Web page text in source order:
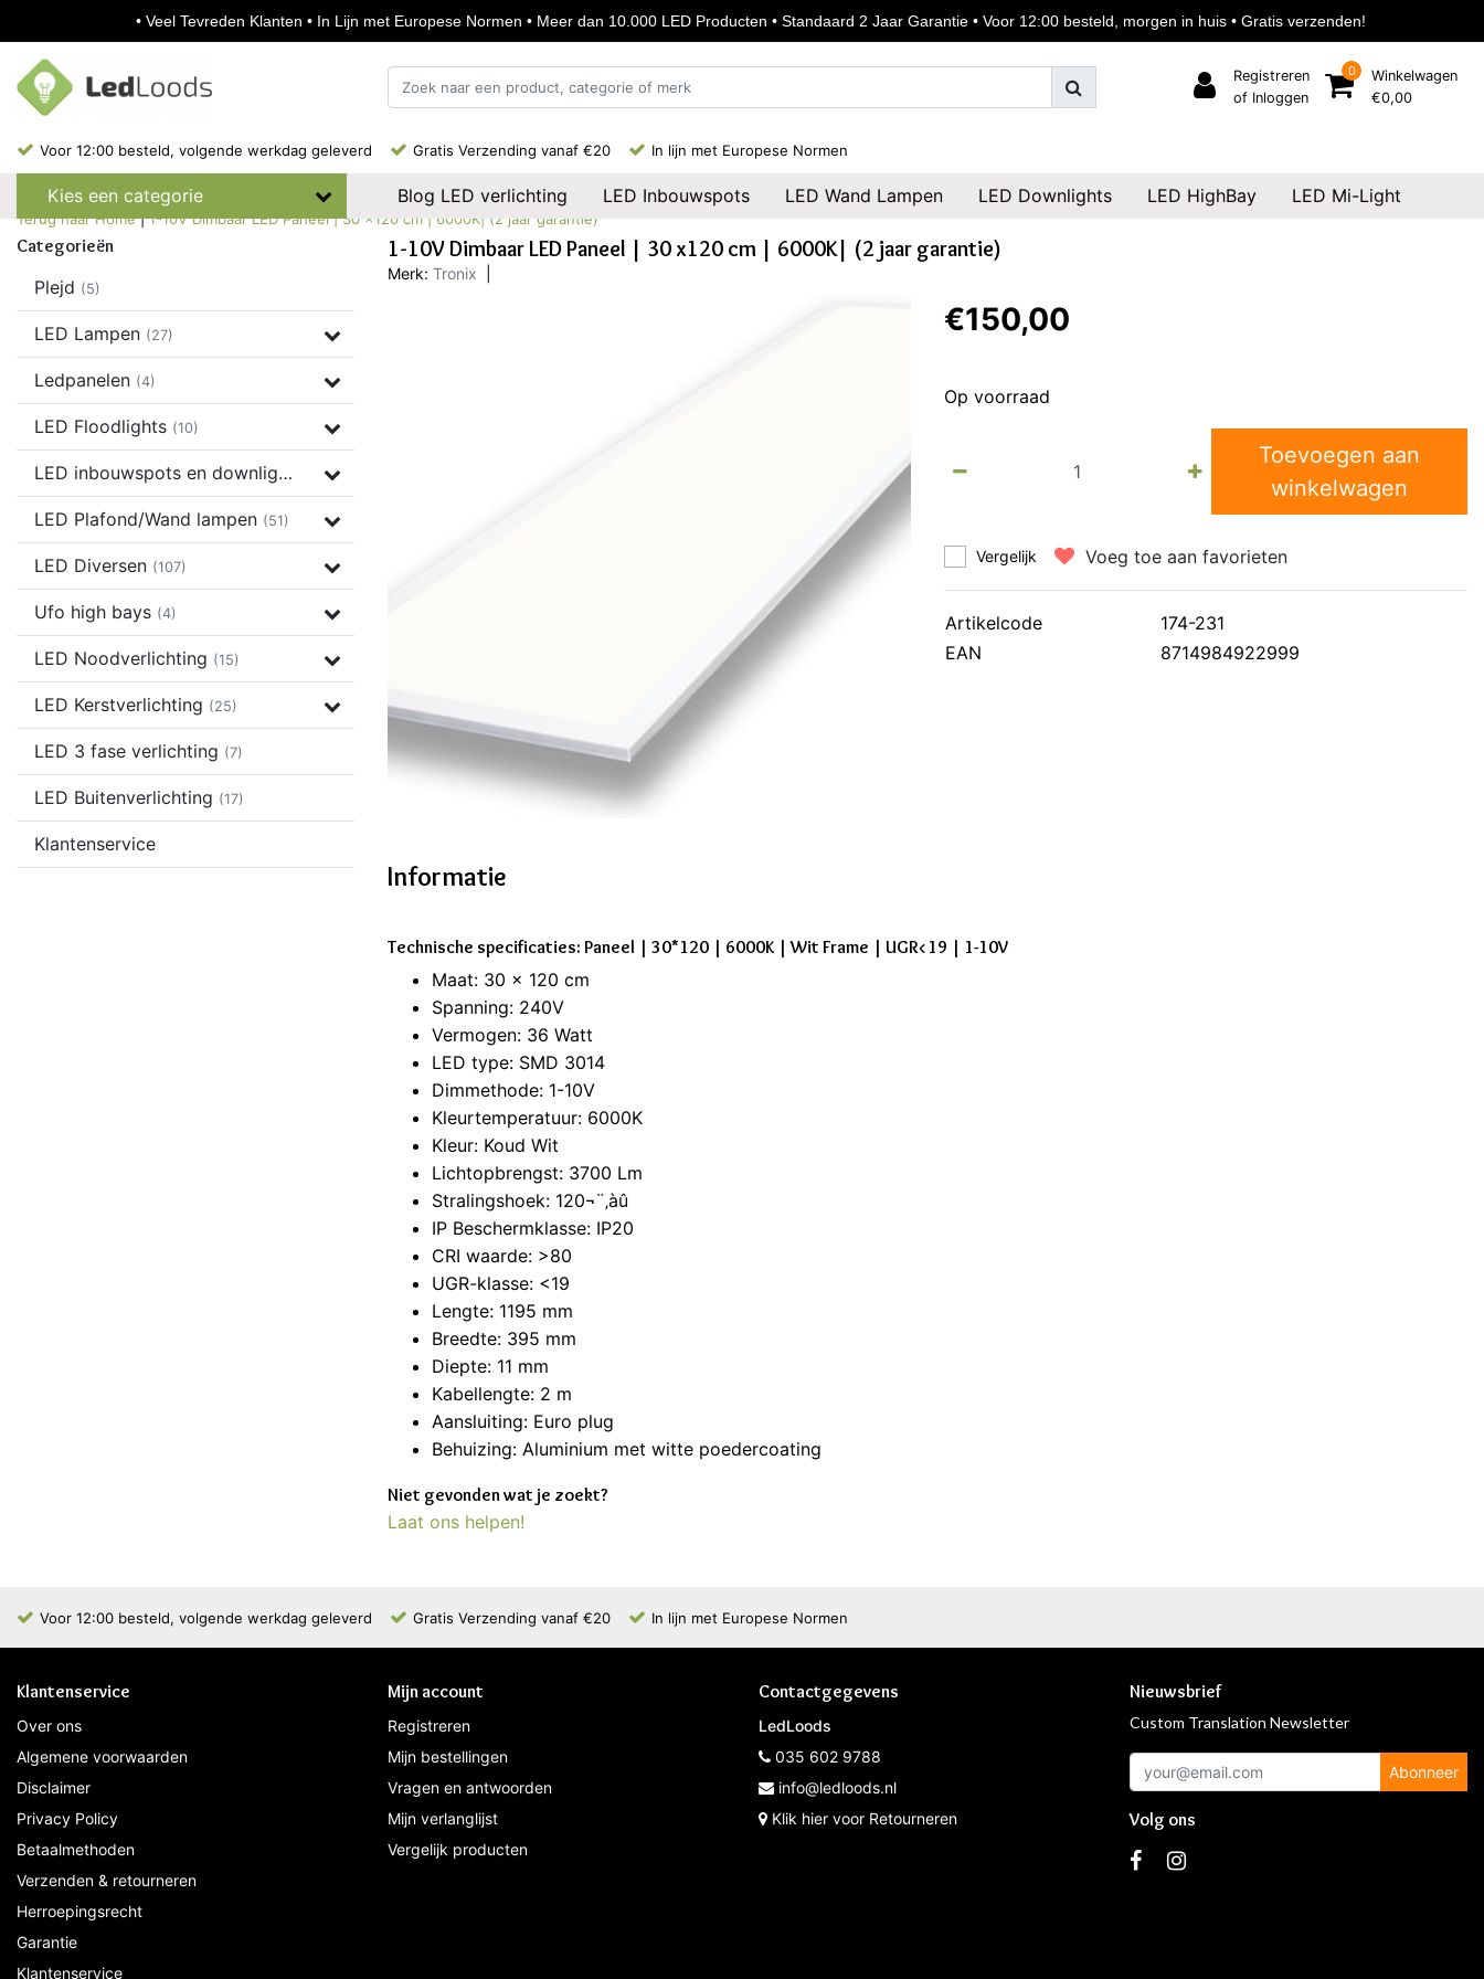
Registreren
of Inloggen
0
Winkelwagen
€0,00
Voor 12:00 besteld, volgende werkdag geleverd Gratis Verzending vanaf €20 In lijn met Europese Normen
Kies een categorie Blog LED verlichting LED Inbouwspots LED Wand Lampen LED Downlights LED HighBay LED Mi-Light
Terug naar Home|1-10V Dimbaar LED Paneel | 30 x120 cm | 6000K| (2 jaar garantie)
Categorieën
Plejd (5)
LED Lampen (27)
Ledpanelen (4)
LED Floodlights (10)
LED inbouwspots en downlights (37)
LED Plafond/Wand lampen (51)
LED Diversen (107)
Ufo high bays (4)
LED Noodverlichting (15)
LED Kerstverlichting (25)
LED 3 fase verlichting (7)
LED Buitenverlichting (17)
Klantenservice
1-10V Dimbaar LED Paneel | 30 x120 cm | 6000K| (2 jaar garantie)
Merk: Tronix
€150,00
Op voorraad
Toevoegen aan
winkelwagen
Vergelijk Voeg toe aan favorieten
Artikelcode
174-231
EAN
8714984922999
Informatie
Technische specificaties: Paneel | 30*120 | 6000K | Wit Frame | UGR<19 | 1-10V
Maat: 30 x 120 cm
Spanning: 240V
Vermogen: 36 Watt
LED type: SMD 3014
Dimmethode: 1-10V
Kleurtemperatuur: 6000K
Kleur: Koud Wit
Lichtopbrengst: 3700 Lm
Stralingshoek: 120¬¨‚àû
IP Beschermklasse: IP20
CRI waarde: >80
UGR-klasse: <19
Lengte: 1195 mm
Breedte: 395 mm
Diepte: 11 mm
Kabellengte: 2 m
Aansluiting: Euro plug
Behuizing: Aluminium met witte poedercoating
Niet gevonden wat je zoekt?
Laat ons helpen!
Voor 12:00 besteld, volgende werkdag geleverd Gratis Verzending vanaf €20 In lijn met Europese Normen
Klantenservice
Over ons
Algemene voorwaarden
Disclaimer
Privacy Policy
Betaalmethoden
Verzenden & retourneren
Herroepingsrecht
Garantie
Klantenservice
Mijn account
Registreren
Mijn bestellingen
Vragen en antwoorden
Mijn verlanglijst
Vergelijk producten
Contactgegevens
LedLoods
035 602 9788
info@ledloods.nl
Klik hier voor Retourneren
Nieuwsbrief
Custom Translation Newsletter
Abonneer
Volg ons
• Veel Tevreden Klanten • In Lijn met Europese Normen • Meer dan 10.000 LED Producten • Standaard 2 Jaar Garantie • Voor 12:00 besteld, morgen in huis • Gratis verzenden!